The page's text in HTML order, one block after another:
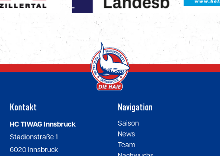
Kontakt
HC TIWAG Innsbruck
Stadionstraße 1
6020 Innsbruck
Navigation
Saison
News
Team